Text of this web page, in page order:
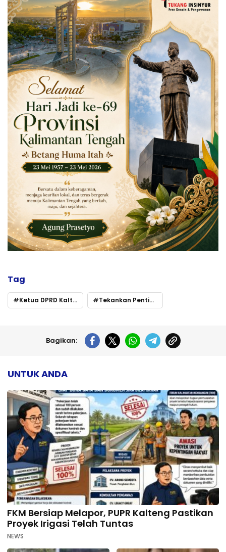
Tag
Ketua DPRD Kalteng Buka Masa Persidangan 2026 Tekankan Pentingnya Tindak Lanjut Hasil Reses
Bagikan:
UNTUK ANDA
FKM Bersiap Melapor, PUPR Kalteng Pastikan
Proyek Irigasi Telah Tuntas
NEWS